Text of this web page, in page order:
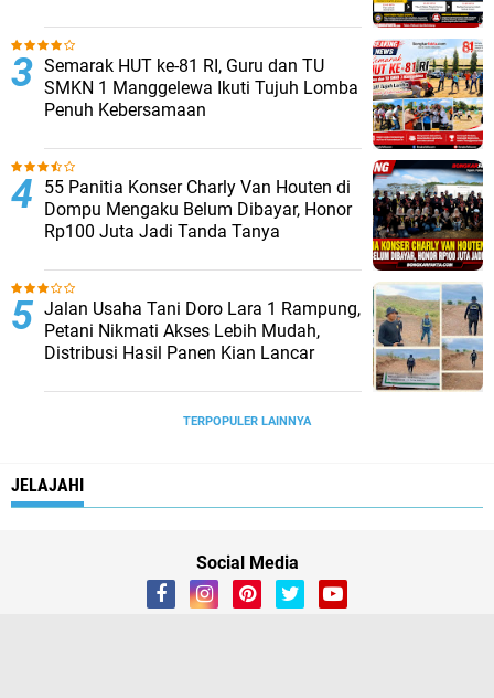
Semarak HUT ke-81 RI, Guru dan TU
SMKN 1 Manggelewa Ikuti Tujuh Lomba
Penuh Kebersamaan
55 Panitia Konser Charly Van Houten di
Dompu Mengaku Belum Dibayar, Honor
Rp100 Juta Jadi Tanda Tanya
Jalan Usaha Tani Doro Lara 1 Rampung,
Petani Nikmati Akses Lebih Mudah,
Distribusi Hasil Panen Kian Lancar
TERPOPULER LAINNYA
JELAJAHI
Social Media